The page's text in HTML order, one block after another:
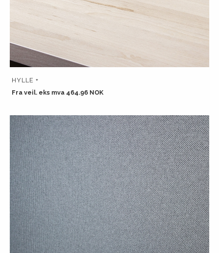
HYLLE +
Fra veil. eks mva 464.96 NOK